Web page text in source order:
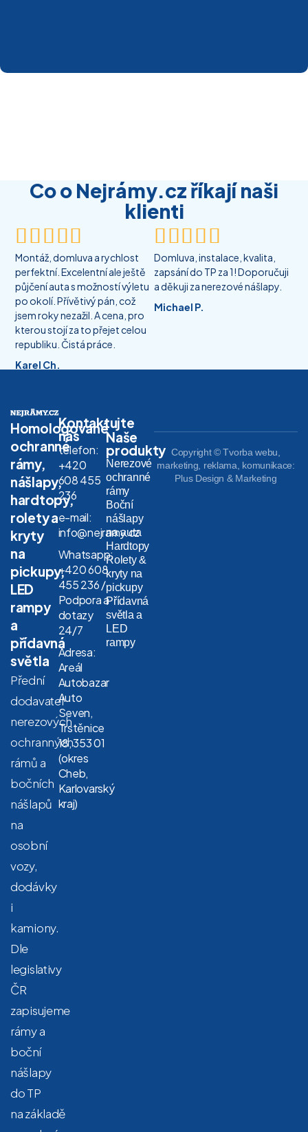
Co o Nejrámy.cz říkají naši
klienti

Montáž, domluva a rychlost
perfektní. Excelentní ale ještě
půjčení auta s možností výletu
po okolí. Přívětivý pán, což
jsem roky nezažil. A cena, pro
kterou stojí za to přejet celou
republiku. Čistá práce.
Karel Ch.

Domluva, instalace, kvalita,
zapsání do TP za 1! Doporučuji
a děkuji za nerezové nášlapy.
Michael P.
Homologované
ochranné
rámy,
nášlapy,
hardtopy,
rolety a
kryty
na
pickupy,
LED
rampy
a
přídavná
světla
Přední
dodavatel
nerezových
ochranných
rámů a
bočních
nášlapů
na
osobní
vozy,
dodávky
i
kamiony.
Dle
legislativy
ČR
zapisujeme
rámy a
boční
nášlapy
do TP
na základě
Kontaktujte
nás
telefon:
+420
608 455
236
e-mail:
info@nejramy.cz
Whatsapp:
+420 608
455 236 /
Podpora a
dotazy
24/7
Adresa:
Areál
Autobazar
Auto
Seven,
Trstěnice
18, 353 01
(okres
Cheb,
Karlovarský
kraj)
Naše
produkty
Nerezové
ochranné
rámy
Boční
nášlapy
na auta
Hardtopy
Rolety &
kryty na
pickupy
Přídavná
světla a
LED
rampy
Copyright © Tvorba webu,
marketing, reklama, komunikace:
Plus Design & Marketing